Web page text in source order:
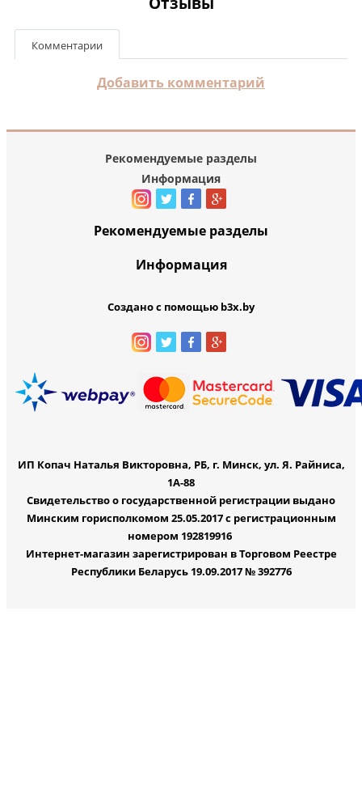
Комментарии
Добавить комментарий
Рекомендуемые разделы
Информация
Рекомендуемые разделы
Информация
Создано с помощью b3x.by
ИП Копач Наталья Викторовна, РБ, г. Минск, ул. Я. Райниса,
1А-88
Свидетельство о государственной регистрации выдано
Минским горисполкомом 25.05.2017 с регистрационным
номером 192819916
Интернет-магазин зарегистрирован в Торговом Реестре
Республики Беларусь 19.09.2017 № 392776